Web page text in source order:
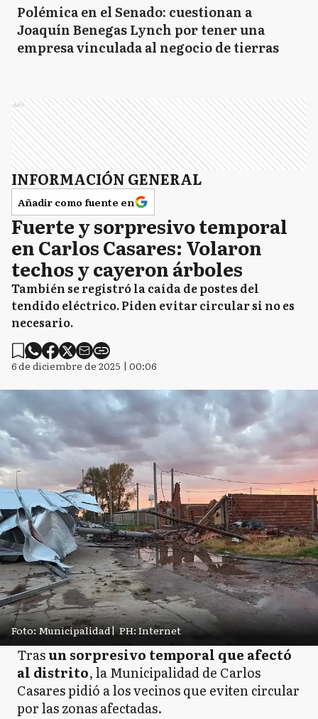
Polémica en el Senado: cuestionan a
Joaquín Benegas Lynch por tener una
empresa vinculada al negocio de tierras
Ads
INFORMACIÓN GENERAL
Añadir como fuente en
Fuerte y sorpresivo temporal
en Carlos Casares: Volaron
techos y cayeron árboles
También se registró la caída de postes del
tendido eléctrico. Piden evitar circular si no es
necesario.
6 de diciembre de 2025 | 00:06
Foto: Municipalidad| PH: Internet
Trasun sorpresivo temporal que afectó
al distrito, la Municipalidad de Carlos
Casares pidió a los vecinos que eviten circular
por las zonas afectadas.